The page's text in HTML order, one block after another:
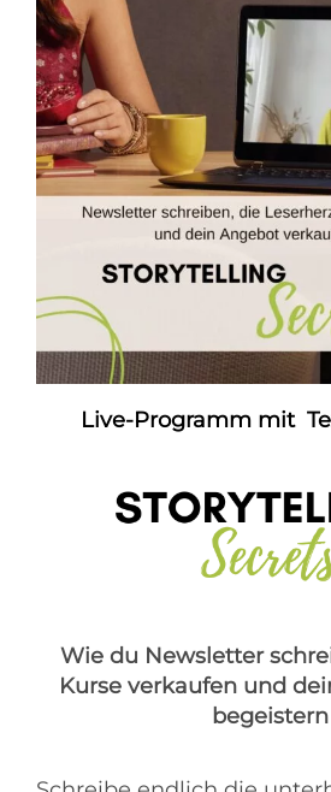
Live-Programm mit
Wie du Newsletter
Kurse verkaufen und
begeistern